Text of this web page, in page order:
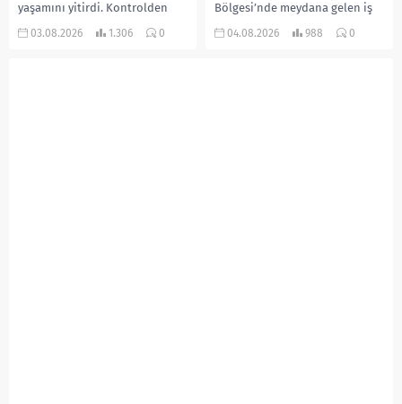
yaşamını yitirdi. Kontrolden
çıkarak devrilen traktörün
03.08.2026 1.306 0
Bölgesi’nde meydana gelen iş
kazasında, pres makinesine
04.08.2026 988 0